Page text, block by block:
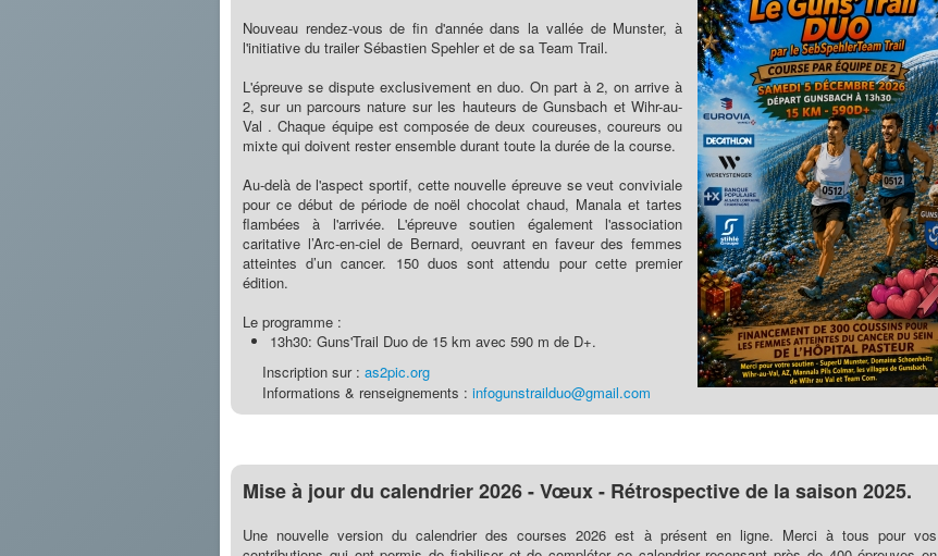
Nouveau rendez-vous de fin d'année dans la vallée de Munster, à
l'initiative du trailer Sébastien Spehler et de sa Team Trail.
L'épreuve se dispute exclusivement en duo. On part à 2, on arrive à
2, sur un parcours nature sur les hauteurs de Gunsbach et Wihr-au-
Val . Chaque équipe est composée de deux coureuses, coureurs ou
mixte qui doivent rester ensemble durant toute la durée de la course.
Au-delà de l'aspect sportif, cette nouvelle épreuve se veut conviviale
pour ce début de période de noël chocolat chaud, Manala et tartes
flambées à l'arrivée. L'épreuve soutien également l'association
caritative l’Arc-en-ciel de Bernard, oeuvrant en faveur des femmes
atteintes d’un cancer. 150 duos sont attendu pour cette premier
édition.
Le programme :
13h30: Guns'Trail Duo de 15 km avec 590 m de D+.
Inscription sur : as2pic.org
Informations & renseignements : infogunstrailduo@gmail.com
Mise à jour du calendrier 2026 - Vœux - Rétrospective de la saison 2025.
Une nouvelle version du calendrier des courses 2026 est à présent en ligne. Merci à tous pour vos